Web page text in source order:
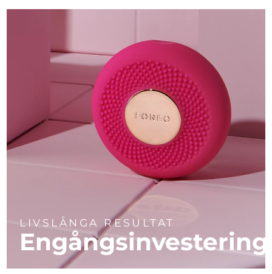
LIVSLÅNGA RESULTAT
Engångsinvestering